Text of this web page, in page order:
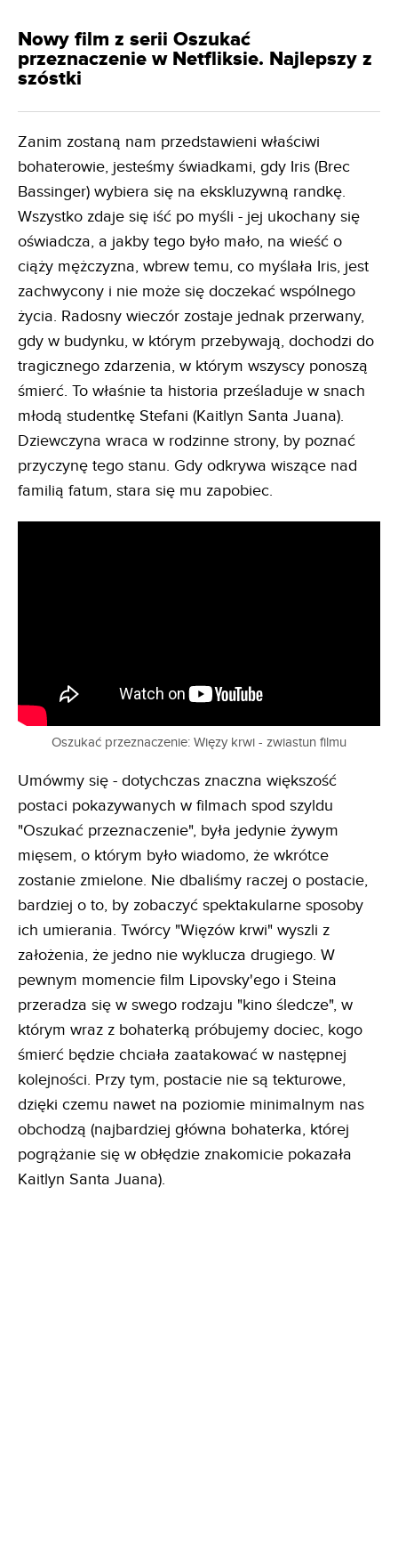
Nowy film z serii Oszukać
przeznaczenie w Netfliksie. Najlepszy z
szóstki
Zanim zostaną nam przedstawieni właściwi
bohaterowie, jesteśmy świadkami, gdy Iris (Brec
Bassinger) wybiera się na ekskluzywną randkę.
Wszystko zdaje się iść po myśli - jej ukochany się
oświadcza, a jakby tego było mało, na wieść o
ciąży mężczyzna, wbrew temu, co myślała Iris, jest
zachwycony i nie może się doczekać wspólnego
życia. Radosny wieczór zostaje jednak przerwany,
gdy w budynku, w którym przebywają, dochodzi do
tragicznego zdarzenia, w którym wszyscy ponoszą
śmierć. To właśnie ta historia prześladuje w snach
młodą studentkę Stefani (Kaitlyn Santa Juana).
Dziewczyna wraca w rodzinne strony, by poznać
przyczynę tego stanu. Gdy odkrywa wiszące nad
familią fatum, stara się mu zapobiec.
Oszukać przeznaczenie: Więzy krwi - zwiastun filmu
Umówmy się - dotychczas znaczna większość
postaci pokazywanych w filmach spod szyldu
"Oszukać przeznaczenie", była jedynie żywym
mięsem, o którym było wiadomo, że wkrótce
zostanie zmielone. Nie dbaliśmy raczej o postacie,
bardziej o to, by zobaczyć spektakularne sposoby
ich umierania. Twórcy "Więzów krwi" wyszli z
założenia, że jedno nie wyklucza drugiego. W
pewnym momencie film Lipovsky'ego i Steina
przeradza się w swego rodzaju "kino śledcze", w
którym wraz z bohaterką próbujemy dociec, kogo
śmierć będzie chciała zaatakować w następnej
kolejności. Przy tym, postacie nie są tekturowe,
dzięki czemu nawet na poziomie minimalnym nas
obchodzą (najbardziej główna bohaterka, której
pogrążanie się w obłędzie znakomicie pokazała
Kaitlyn Santa Juana).